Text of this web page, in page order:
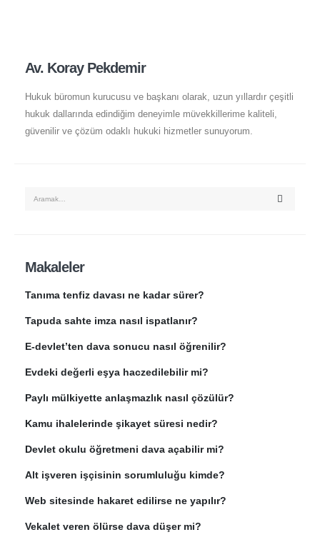
Av. Koray Pekdemir
Hukuk büromun kurucusu ve başkanı olarak, uzun yıllardır çeşitli
hukuk dallarında edindiğim deneyimle müvekkillerime kaliteli,
güvenilir ve çözüm odaklı hukuki hizmetler sunuyorum.
Makaleler
Tanıma tenfiz davası ne kadar sürer?
Tapuda sahte imza nasıl ispatlanır?
E-devlet’ten dava sonucu nasıl öğrenilir?
Evdeki değerli eşya haczedilebilir mi?
Paylı mülkiyette anlaşmazlık nasıl çözülür?
Kamu ihalelerinde şikayet süresi nedir?
Devlet okulu öğretmeni dava açabilir mi?
Alt işveren işçisinin sorumluluğu kimde?
Web sitesinde hakaret edilirse ne yapılır?
Vekalet veren ölürse dava düşer mi?